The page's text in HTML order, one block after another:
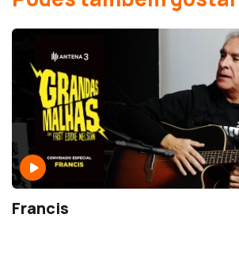
Francis